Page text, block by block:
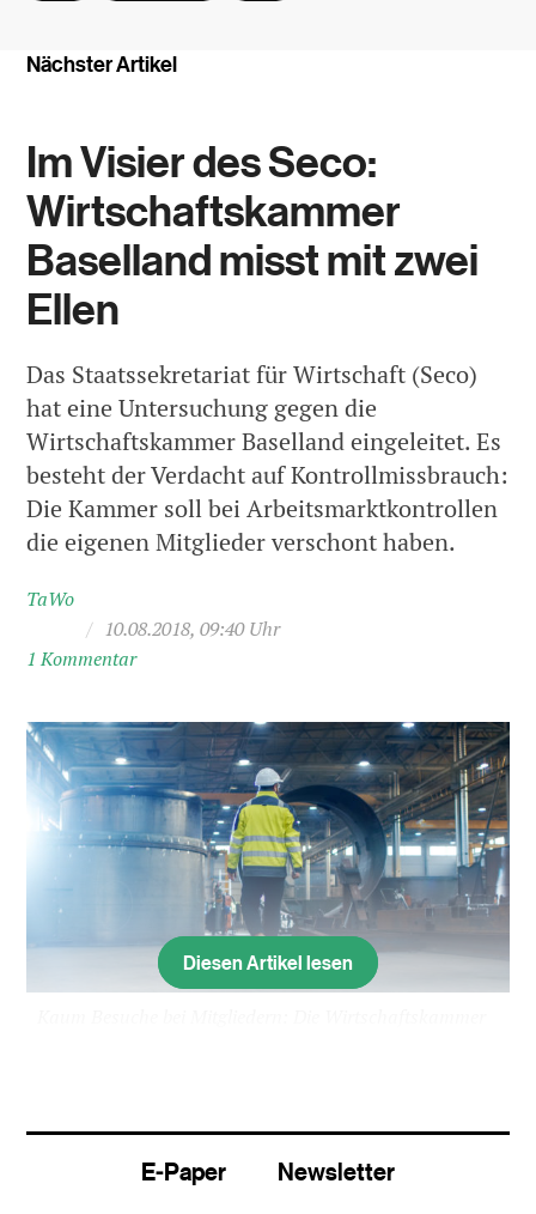
Nächster Artikel
Im Visier des Seco:
Wirtschaftskammer
Baselland misst mit zwei
Ellen
Das Staatssekretariat für Wirtschaft (Seco)
hat eine Untersuchung gegen die
Wirtschaftskammer Baselland eingeleitet. Es
besteht der Verdacht auf Kontrollmissbrauch:
Die Kammer soll bei Arbeitsmarktkontrollen
die eigenen Mitglieder verschont haben.
TaWo
/ 10.08.2018, 09:40 Uhr
1 Kommentar
Baselland bringt überraschende Vorteile. Wie
Recherchen der«Basler Zeitung»zeigen, sollen
Diesen Artikel lesen
E-Paper Newsletter